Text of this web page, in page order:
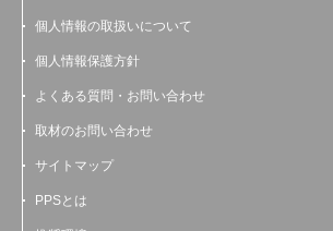
個人情報の取扱いについて
個人情報保護方針
よくある質問・お問い合わせ
取材のお問い合わせ
サイトマップ
PPSとは